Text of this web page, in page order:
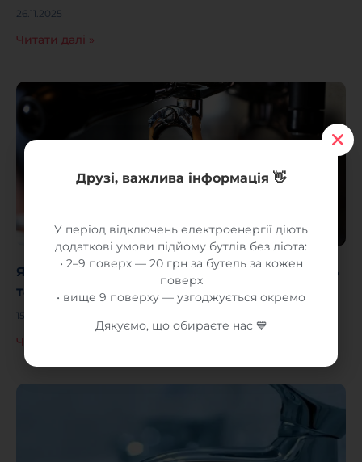
26.11.2025
Читати далі »
Як кава впливає на здоров’я: все про користь
та шкоду
15.11.2025
Читати далі »
Друзі, важлива інформація 👋
У період відключень електроенергії діють
додаткові умови підйому бутлів без ліфта:
• 2–9 поверх — 20 грн за бутель за кожен
поверх
• вище 9 поверху — узгоджується окремо
Дякуємо, що обираєте нас 💙